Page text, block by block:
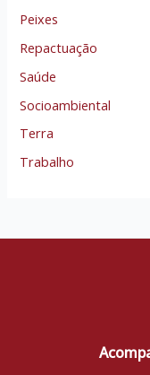
Peixes
Repactuação
Saúde
Socioambiental
Terra
Trabalho